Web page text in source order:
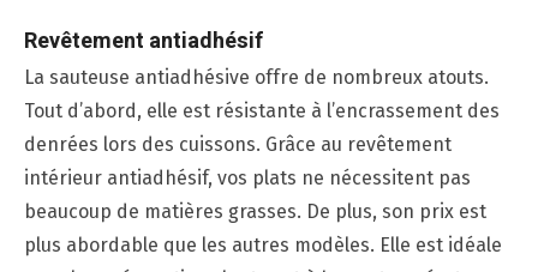
Revêtement antiadhésif
La sauteuse antiadhésive offre de nombreux atouts.
Tout d’abord, elle est résistante à l’encrassement des
denrées lors des cuissons. Grâce au revêtement
intérieur antiadhésif, vos plats ne nécessitent pas
beaucoup de matières grasses. De plus, son prix est
plus abordable que les autres modèles. Elle est idéale